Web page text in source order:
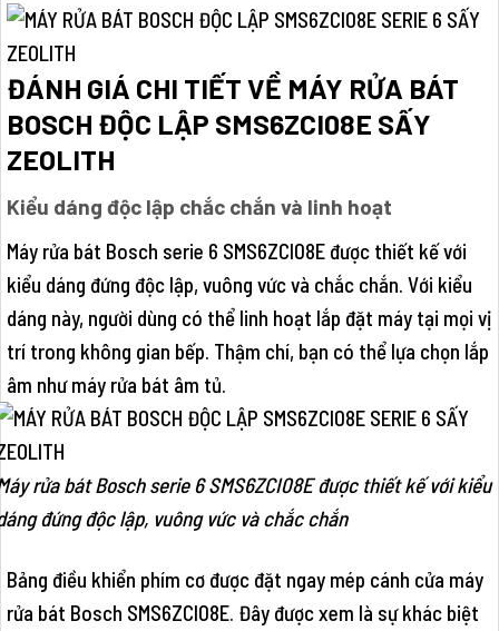
ĐÁNH GIÁ CHI TIẾT VỀ MÁY RỬA BÁT
BOSCH ĐỘC LẬP SMS6ZCI08E SẤY
ZEOLITH
Kiểu dáng độc lập chắc chắn và linh hoạt
Máy rửa bát Bosch serie 6 SMS6ZCI08E được thiết kế với
kiểu dáng đứng độc lập, vuông vức và chắc chắn. Với kiểu
dáng này, người dùng có thể linh hoạt lắp đặt máy tại mọi vị
trí trong không gian bếp. Thậm chí, bạn có thể lựa chọn lắp
âm như máy rửa bát âm tủ.
rửa bát Bosch serie 6 SMS6ZCI08E được thiết kế với kiểu
đứng độc lập, vuông vức và chắc chắn
Bảng điều khiển phím cơ được đặt ngay mép cánh cửa máy
rửa bát Bosch SMS6ZCI08E. Đây được xem là sự khác biệt